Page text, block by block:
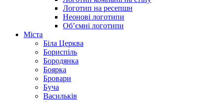
Логотип на ресепшн
Неонові логотипи
Об’ємні логотипи
Міста
Біла Церква
Бориспіль
Бородянка
Боярка
Бровари
Буча
Васильків